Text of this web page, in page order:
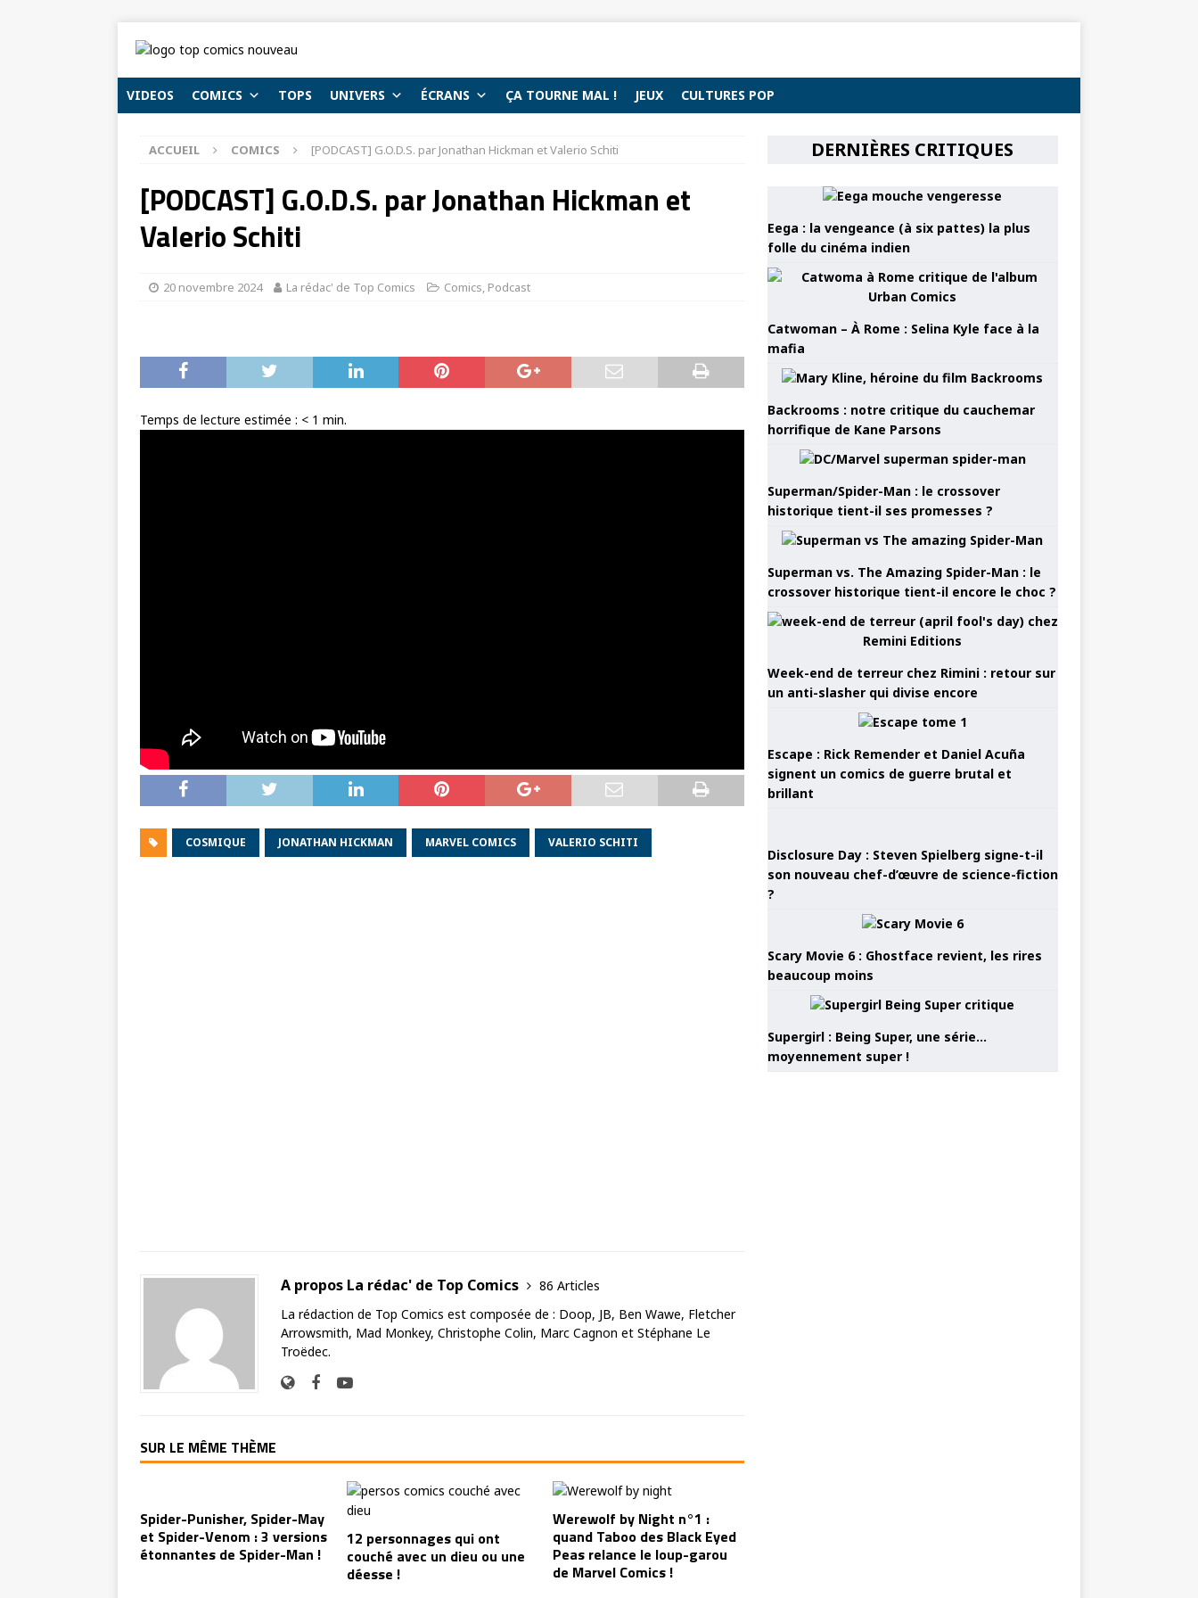
VIDEOS COMICS TOPS UNIVERS ÉCRANS ÇA TOURNE MAL ! JEUX CULTURES POP
ACCUEIL COMICS [PODCAST] G.O.D.S. par Jonathan Hickman et Valerio Schiti
[PODCAST] G.O.D.S. par Jonathan Hickman et
Valerio Schiti
20 novembre 2024 La rédac' de Top Comics Comics, Podcast
Temps de lecture estimée : < 1 min.
COSMIQUE JONATHAN HICKMAN MARVEL COMICS VALERIO SCHITI
A propos La rédac' de Top Comics
86 Articles
La rédaction de Top Comics est composée de : Doop, JB, Ben Wawe, Fletcher
Arrowsmith, Mad Monkey, Christophe Colin, Marc Cagnon et Stéphane Le
Troëdec.
SUR LE MÊME THÈME
Spider-Punisher, Spider-May
et Spider-Venom : 3 versions
étonnantes de Spider-Man !
12 personnages qui ont
couché avec un dieu ou une
déesse !
Werewolf by Night n°1 :
quand Taboo des Black Eyed
Peas relance le loup-garou
de Marvel Comics !
DERNIÈRES CRITIQUES
Eega : la vengeance (à six pattes) la plus
folle du cinéma indien
Catwoman – À Rome : Selina Kyle face à la
mafia
Backrooms : notre critique du cauchemar
horrifique de Kane Parsons
Superman/Spider-Man : le crossover
historique tient-il ses promesses ?
Superman vs. The Amazing Spider-Man : le
crossover historique tient-il encore le choc ?
Week-end de terreur chez Rimini : retour sur
un anti-slasher qui divise encore
Escape : Rick Remender et Daniel Acuña
signent un comics de guerre brutal et
brillant
Disclosure Day : Steven Spielberg signe-t-il
son nouveau chef-d’œuvre de science-fiction
?
Scary Movie 6 : Ghostface revient, les rires
beaucoup moins
Supergirl : Being Super, une série…
moyennement super !